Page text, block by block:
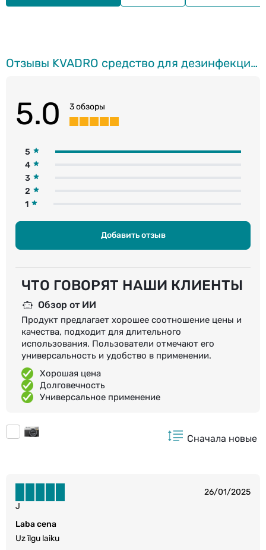
Отзывы KVADRO средство для дезинфекции, 5л
5.0 3 обзоры
5
4
3
2
1
Добавить отзыв
ЧТО ГОВОРЯТ НАШИ КЛИЕНТЫ
Обзор от ИИ
Продукт предлагает хорошее соотношение цены и
качества, подходит для длительного
использования. Пользователи отмечают его
универсальность и удобство в применении.
Хорошая цена
Долговечность
Универсальное применение
Сначала новые
26/01/2025
Laba cena
Uz īlgu laiku
J